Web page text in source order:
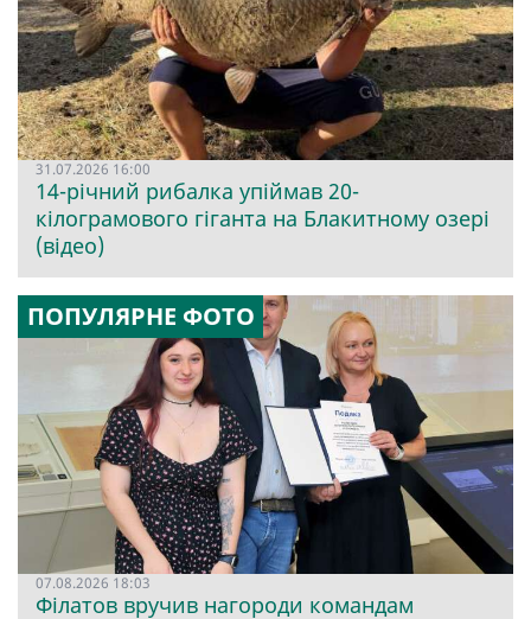
31.07.2026 16:00
14-річний рибалка упіймав 20-
кілограмового гіганта на Блакитному озері
(відео)
ПОПУЛЯРНЕ ФОТО
07.08.2026 18:03
Філатов вручив нагороди командам